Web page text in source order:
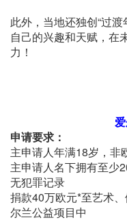
此外，当地还独创“过
自己的兴趣和天赋，在
力！
申请要求：
主申请人年满18岁，非
主申请人名下拥有至少
无犯罪记录
捐款40万欧元*至艺术
尔兰公益项目中